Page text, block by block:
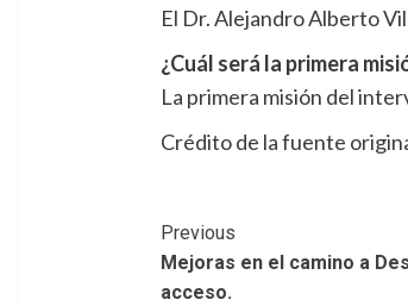
El Dr. Alejandro Alberto
¿Cuál será la primera
La primera misión del
Crédito de la fuente
Post
Navigation
Previous
Mejoras en el camino a
acceso.